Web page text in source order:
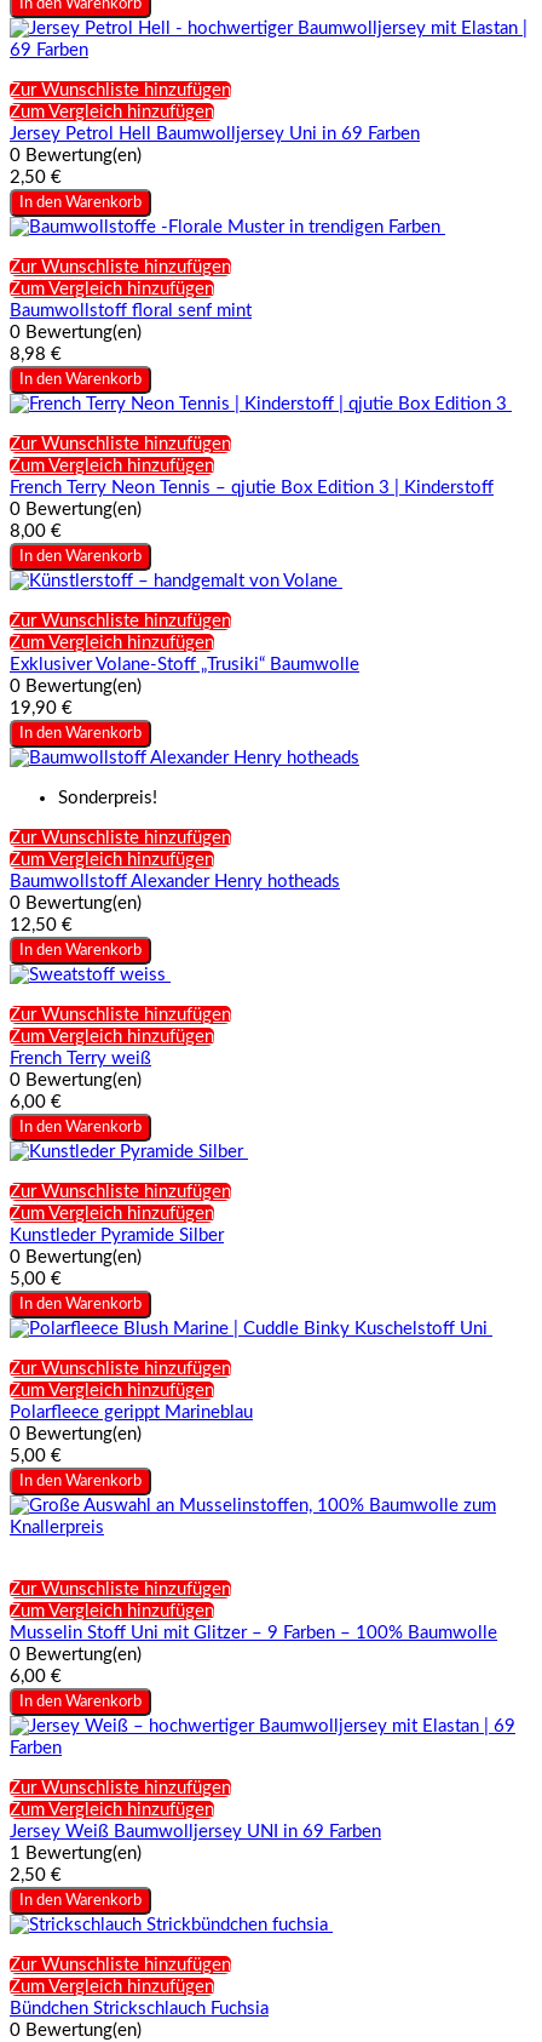
In den Warenkorb
Zur Wunschliste hinzufügen
Zum Vergleich hinzufügen
Jersey Petrol Hell Baumwolljersey Uni in 69 Farben
0 Bewertung(en)
2,50 €
In den Warenkorb
Zur Wunschliste hinzufügen
Zum Vergleich hinzufügen
Baumwollstoff floral senf mint
0 Bewertung(en)
8,98 €
In den Warenkorb
Zur Wunschliste hinzufügen
Zum Vergleich hinzufügen
French Terry Neon Tennis – qjutie Box Edition 3 | Kinderstoff
0 Bewertung(en)
8,00 €
In den Warenkorb
Zur Wunschliste hinzufügen
Zum Vergleich hinzufügen
Exklusiver Volane-Stoff „Trusiki“ Baumwolle
0 Bewertung(en)
19,90 €
In den Warenkorb
Sonderpreis!
Zur Wunschliste hinzufügen
Zum Vergleich hinzufügen
Baumwollstoff Alexander Henry hotheads
0 Bewertung(en)
12,50 €
In den Warenkorb
Zur Wunschliste hinzufügen
Zum Vergleich hinzufügen
French Terry weiß
0 Bewertung(en)
6,00 €
In den Warenkorb
Zur Wunschliste hinzufügen
Zum Vergleich hinzufügen
Kunstleder Pyramide Silber
0 Bewertung(en)
5,00 €
In den Warenkorb
Zur Wunschliste hinzufügen
Zum Vergleich hinzufügen
Polarfleece gerippt Marineblau
0 Bewertung(en)
5,00 €
In den Warenkorb
Zur Wunschliste hinzufügen
Zum Vergleich hinzufügen
Musselin Stoff Uni mit Glitzer – 9 Farben – 100% Baumwolle
0 Bewertung(en)
6,00 €
In den Warenkorb
Zur Wunschliste hinzufügen
Zum Vergleich hinzufügen
Jersey Weiß Baumwolljersey UNI in 69 Farben
1 Bewertung(en)
2,50 €
In den Warenkorb
Zur Wunschliste hinzufügen
Zum Vergleich hinzufügen
Bündchen Strickschlauch Fuchsia
0 Bewertung(en)